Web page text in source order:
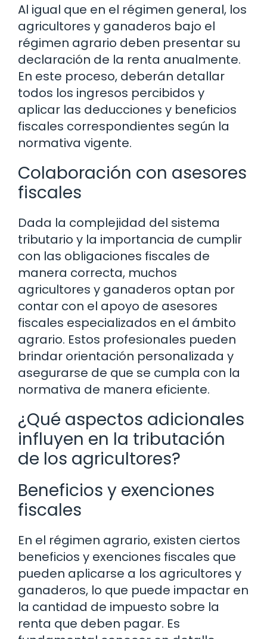
Al igual que en el régimen general, los
agricultores y ganaderos bajo el
régimen agrario deben presentar su
declaración de la renta anualmente.
En este proceso, deberán detallar
todos los ingresos percibidos y
aplicar las deducciones y beneficios
fiscales correspondientes según la
normativa vigente.
Colaboración con asesores
fiscales
Dada la complejidad del sistema
tributario y la importancia de cumplir
con las obligaciones fiscales de
manera correcta, muchos
agricultores y ganaderos optan por
contar con el apoyo de asesores
fiscales especializados en el ámbito
agrario. Estos profesionales pueden
brindar orientación personalizada y
asegurarse de que se cumpla con la
normativa de manera eficiente.
¿Qué aspectos adicionales
influyen en la tributación
de los agricultores?
Beneficios y exenciones
fiscales
En el régimen agrario, existen ciertos
beneficios y exenciones fiscales que
pueden aplicarse a los agricultores y
ganaderos, lo que puede impactar en
la cantidad de impuesto sobre la
renta que deben pagar. Es